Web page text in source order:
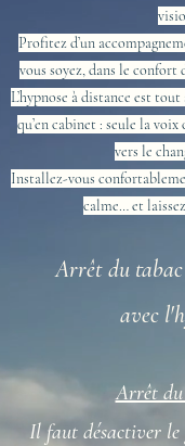
Profitez d’un
vous soyez, dans le
L’hypnose à distance est
qu’en cabinet : seule la
vers le
Installez-vous
calme… et
Arrêt du
avec
Arrêt
Il faut désactiver le